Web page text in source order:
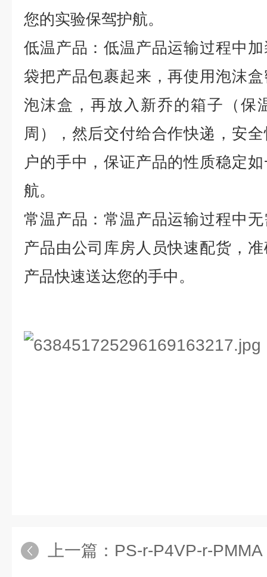
您的实验保驾护航。
低温产品：低温产品运输过程中
袋把产品包裹起来，再使用泡沫
泡沫盒，再放入新乔的箱子（保
周），然后交付给合作快递，安
户的手中，保证产品的性质稳定
航。
常温产品：常温产品运输过程中
产品由公司库房人员快速配货，
产品快速送达您的手中。
上一篇： PS-r-P4VP-r-PMMA 聚苯乙烯-r-聚4-